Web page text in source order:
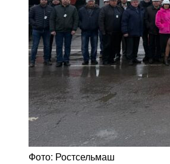
Фото: Ростсельмаш